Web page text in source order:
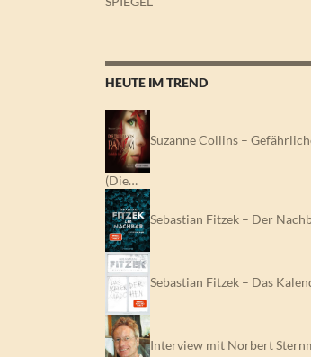
HEUTE IM TREND
Suzanne Collins –
(Die…
Sebastian Fitzek – Der
Sebastian Fitzek – Das
Interview mit Norbert